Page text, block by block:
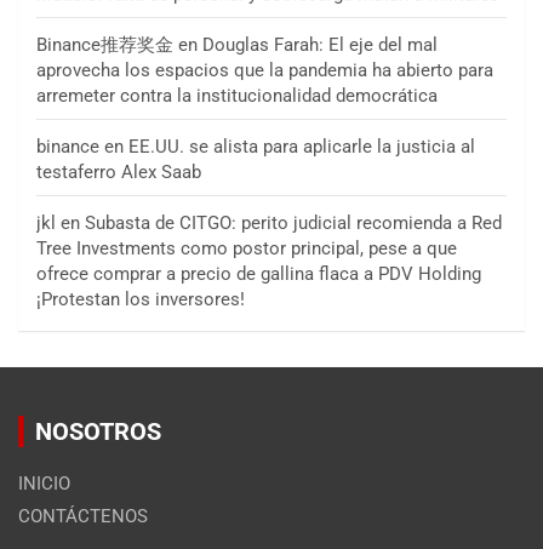
Binance推荐奖金 en Douglas Farah: El eje del mal
aprovecha los espacios que la pandemia ha abierto para
arremeter contra la institucionalidad democrática
binance en EE.UU. se alista para aplicarle la justicia al
testaferro Alex Saab
jkl en Subasta de CITGO: perito judicial recomienda a Red
Tree Investments como postor principal, pese a que
ofrece comprar a precio de gallina flaca a PDV Holding
¡Protestan los inversores!
NOSOTROS
INICIO
CONTÁCTENOS